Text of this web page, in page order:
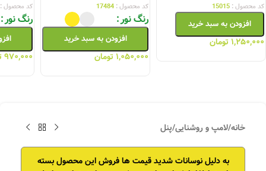
کد محصول : 15015
افزودن به سبد خرید
۱,۲۵۰,۰۰۰ تومان
کد محصول : 17484
رنگ نور
افزودن به سبد خرید
۱,۰۵۰,۰۰۰ تومان
کد محصول
رنگ نور
۹۷۰,۰۰۰
خانه/لامپ و روشنایی/پنل
به دلیل نوسانات شدید قیمت ها فروش این محصول بسته